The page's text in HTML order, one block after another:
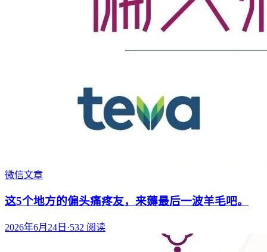
微信文章
这5个地方的偏头痛疼友，来薅最后一波羊毛吧。
2026年6月24日 ·532 阅读